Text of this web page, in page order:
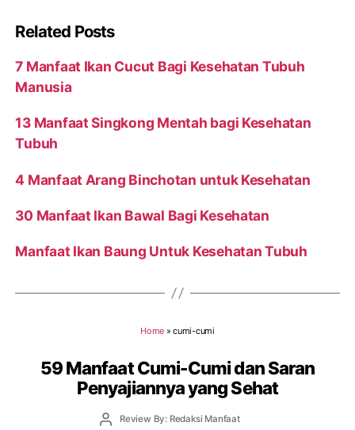
Related Posts
7 Manfaat Ikan Cucut Bagi Kesehatan Tubuh
Manusia
13 Manfaat Singkong Mentah bagi Kesehatan
Tubuh
4 Manfaat Arang Binchotan untuk Kesehatan
30 Manfaat Ikan Bawal Bagi Kesehatan
Manfaat Ikan Baung Untuk Kesehatan Tubuh
Home »cumi-cumi
59 Manfaat Cumi-Cumi dan Saran
Penyajiannya yang Sehat
PostReview By: Redaksi Manfaat